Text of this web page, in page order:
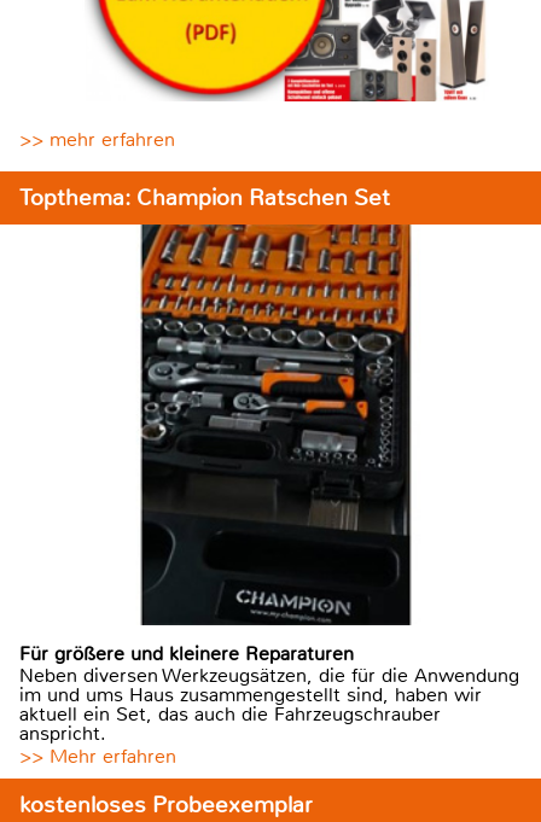
>> mehr erfahren
Topthema: Champion Ratschen Set
Für größere und kleinere Reparaturen
Neben diversen Werkzeugsätzen, die für die Anwendung
im und ums Haus zusammengestellt sind, haben wir
aktuell ein Set, das auch die Fahrzeugschrauber
anspricht.
>> Mehr erfahren
kostenloses Probeexemplar